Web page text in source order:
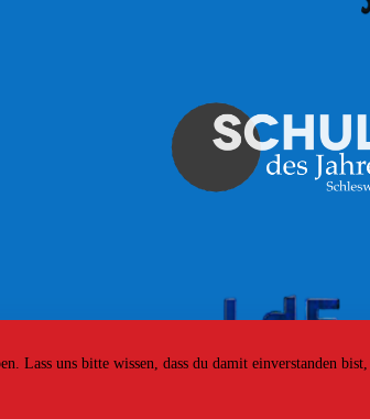
Lass uns bitte wissen, dass du damit einverstanden